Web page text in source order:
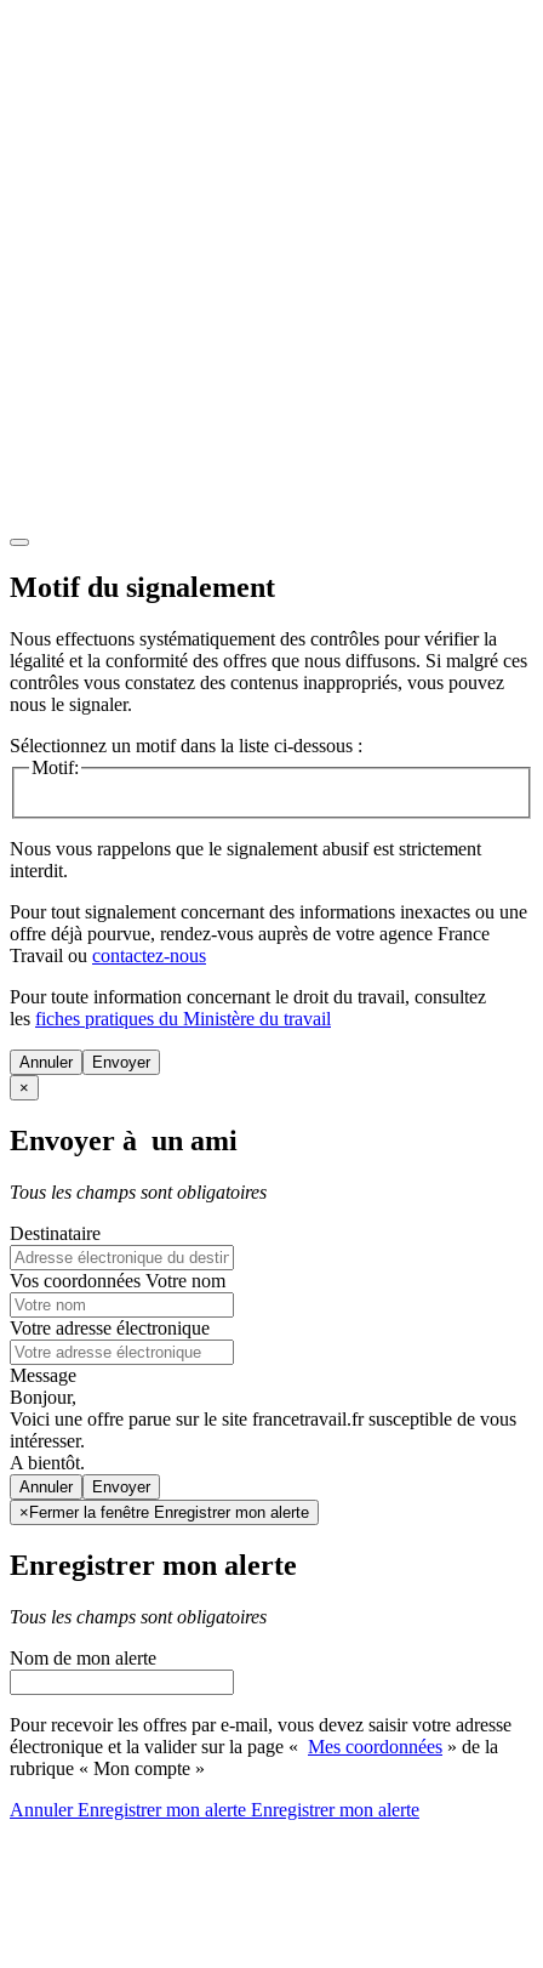
Motif du signalement
Nous effectuons systématiquement des contrôles pour vérifier la
légalité et la conformité des offres que nous diffusons. Si malgré ces
contrôles vous constatez des contenus inappropriés, vous pouvez
nous le signaler.
Sélectionnez un motif dans la liste ci-dessous :
Motif:
Nous vous rappelons que le signalement abusif est strictement
interdit.
Pour tout signalement concernant des informations inexactes ou une
offre déjà pourvue, rendez-vous auprès de votre agence France
Travail ou contactez-nous
Pour toute information concernant le droit du travail, consultez
les fiches pratiques du Ministère du travail
Annuler
×
Envoyer à un ami
Tous les champs sont obligatoires
Destinataire
Vos coordonnées Votre nom
Votre adresse électronique
Message
Bonjour,
Voici une offre parue sur le site francetravail.fr susceptible de vous
intéresser.
A bientôt.
Annuler
× Fermer la fenêtre Enregistrer mon alerte
Enregistrer mon alerte
Tous les champs sont obligatoires
Nom de mon alerte
Pour recevoir les offres par e-mail, vous devez saisir votre adresse
électronique et la valider sur la page « Mes coordonnées » de la
rubrique « Mon compte »
AnnulerEnregistrer mon alerte Enregistrermon alerte